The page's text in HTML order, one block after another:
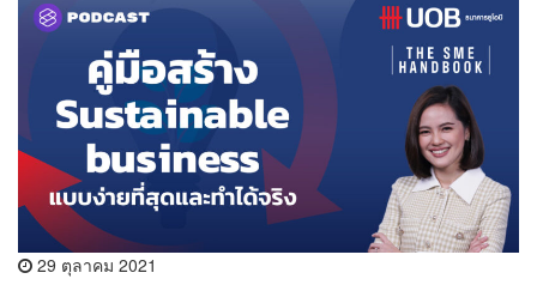
29 ตุลาคม 2021